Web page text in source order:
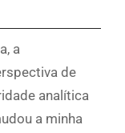
a
de
analítica
a minha